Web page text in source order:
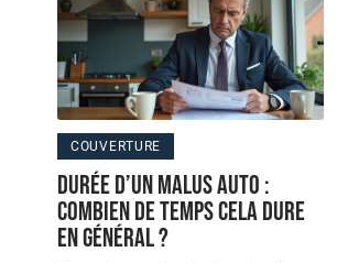
COUVERTURE
Durée d’un malus auto :
combien de temps cela dure
en général ?